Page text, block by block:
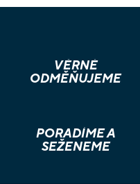
VĚRNÉ
ODMĚŇUJEME
PORADÍME A
SEŽENEME